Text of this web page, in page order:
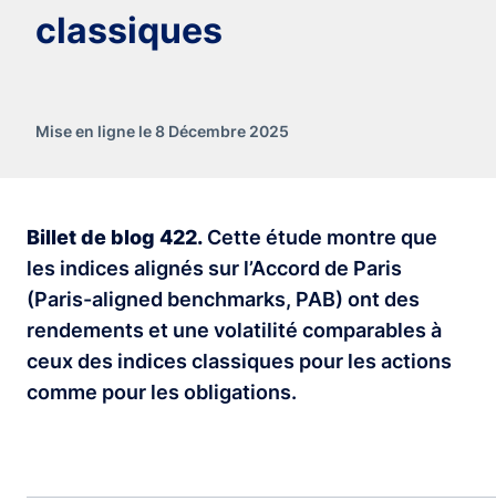
classiques
Mise en ligne le 8 Décembre 2025
Billet de blog 422. Cette étude montre que
les indices alignés sur l’Accord de Paris
(Paris-aligned benchmarks, PAB) ont des
rendements et une volatilité comparables à
ceux des indices classiques pour les actions
comme pour les obligations.